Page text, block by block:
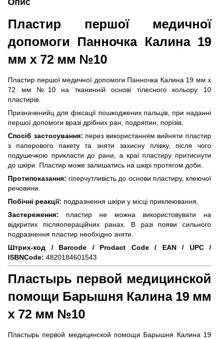
Пластир першої медичної
допомоги Панночка Калина 19
мм х 72 мм №10
Пластир першої медичної допомоги Панночка Калина 19 мм х
72 мм №10 на тканинній основі тілесного кольору 10
пластирів.
Призначенийц для фіксації пошкоджених пальців, при наданні
першої допомоги вразі дрібних ран, подряпин, порізів.
Спосіб застосування: перез використанням вийняти пластир
з паперового пакету та зняти захисну плівку, після чого
подушечкою прикласти до рани, а краї пластиру притиснути
до шкіри. Пластир може залишатись на шкірі протягом доби.
Протипоказання: гіперчутливість до основи пластиру, клеючої
речовини.
Побічні реакції: подразнення шкіри у місці приклеювання.
Застереження: пластир не можна використовувати на
відкритих післяопераційних ранах. В разі появи сильного
подразнення пластир необхідно зняти.
Штрих-код / Barcode / Prodact Code / EAN / UPC /
ISBNCode: 4820184601543
Пластырь первой медицинской
помощи Барышня Калина 19 мм
х 72 мм №10
Пластырь первой медицинской помощи Барышня Калина 19